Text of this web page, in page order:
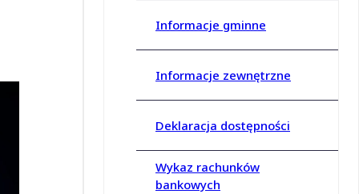
Informacje gminne
Informacje zewnętrzne
Deklaracja dostępności
Wykaz rachunków
bankowych